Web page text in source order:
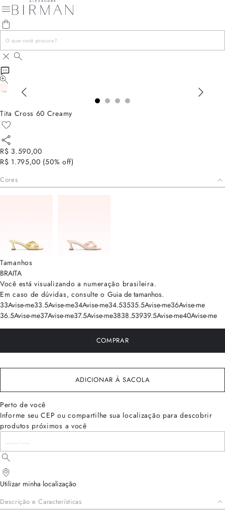
Tita Cross 60 Creamy
R$ 3.590,00
R$ 1.795,00 (50% off)
Cores
Tamanhos
BRAITA
Você está visualizando a numeração brasileira.
Em caso de dúvidas, consulte o Guia de tamanhos.
33Avise-me33.5Avise-me34Avise-me34.53535.5Avise-me36Avise-me
36.5Avise-me37Avise-me37.5Avise-me3838.53939.5Avise-me40Avise-me
COMPRAR
ADICIONAR À SACOLA
Perto de você
Informe seu CEP ou compartilhe sua localização para descobrir
produtos próximos a você
Utilizar minha localização
Descrição e Características